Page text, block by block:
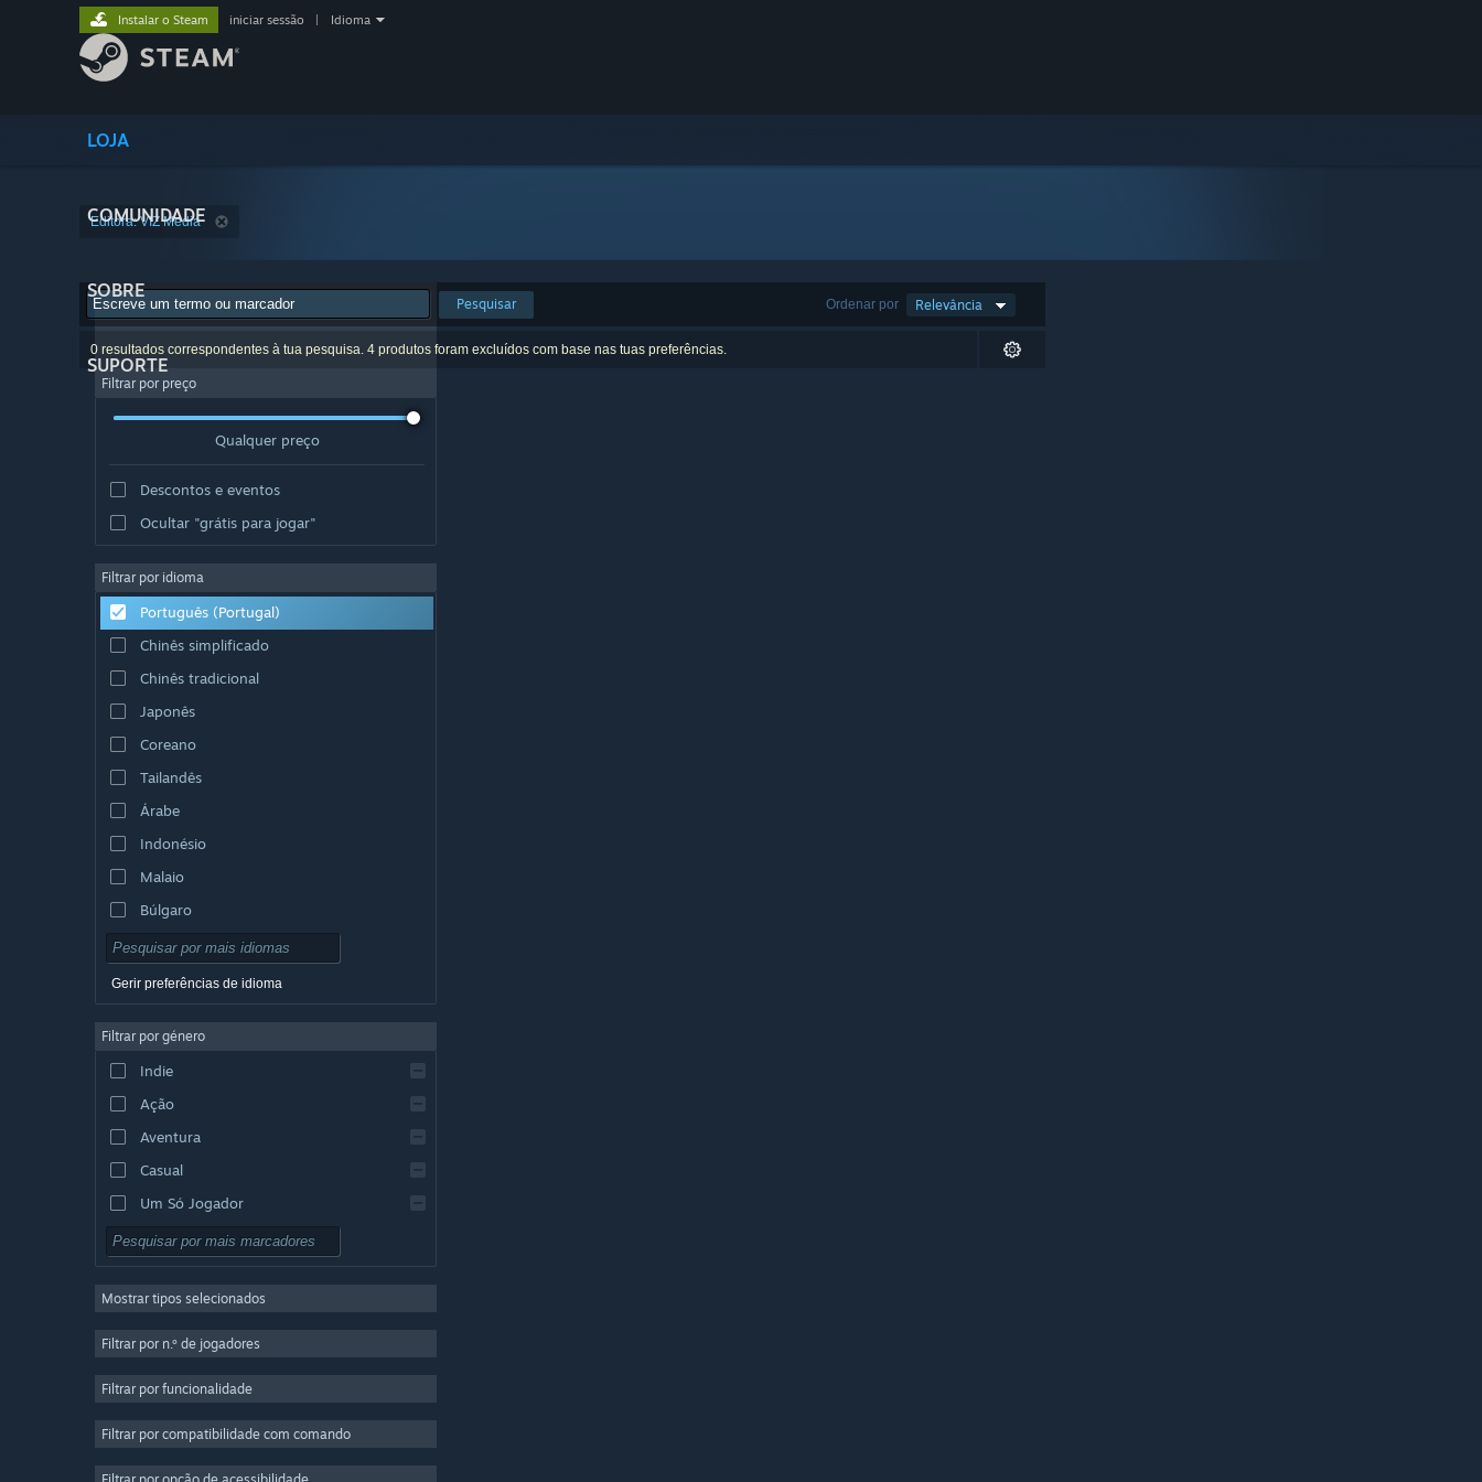
LOJA
COMUNIDADE
SOBRE
SUPORTE
Instalar o Steam iniciar sessão Idioma
Editora: VIZ Media
Ordenar por Relevância
Pesquisar
0 resultados correspondentes à tua pesquisa. 4 produtos foram excluídos com base nas tuas preferências.
Filtrar por preço
Qualquer preço
Descontos e eventos
Ocultar "grátis para jogar"
Filtrar por idioma
Português (Portugal)
Chinês simplificado
Chinês tradicional
Japonês
Coreano
Tailandês
Árabe
Indonésio
Malaio
Búlgaro
Checo
Dinamarquês
Inglês
Espanhol (Espanha)
Espanhol (América Latina)
Gerir preferências de idioma
Filtrar por género
Indie
Ação
Aventura
Casual
Um Só Jogador
Simulação
Estratégia
3D
Grátis para Jogar
Mostrar tipos selecionados
Filtrar por n.º de jogadores
Filtrar por funcionalidade
Filtrar por compatibilidade com comando